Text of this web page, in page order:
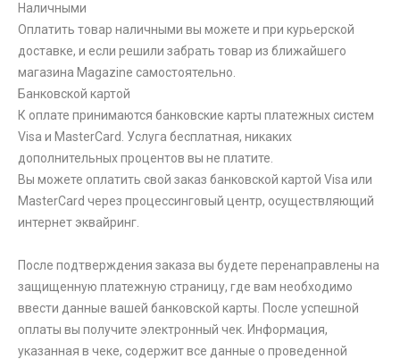
Наличными
Оплатить товар наличными вы можете и при курьерской
доставке, и если решили забрать товар из ближайшего
магазина Magazine самоcтоятельно.
Банковской картой
К оплате принимаются банковские карты платежных систем
Visa и MasterCard. Услуга бесплатная, никаких
дополнительных процентов вы не платите.
Вы можете оплатить свой заказ банковской картой Visa или
MasterCard через процессинговый центр, осуществляющий
интернет эквайринг.
После подтверждения заказа вы будете перенаправлены на
защищенную платежную страницу, где вам необходимо
ввести данные вашей банковской карты. После успешной
оплаты вы получите электронный чек. Информация,
указанная в чеке, содержит все данные о проведенной